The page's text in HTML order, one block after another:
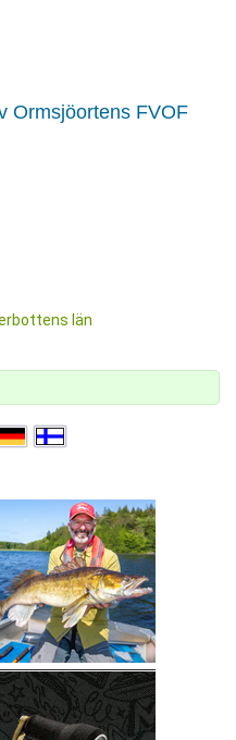
Ormsjöortens FVOF
län